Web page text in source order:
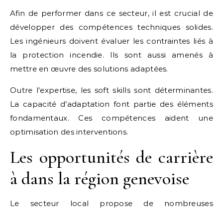
Afin de performer dans ce secteur, il est crucial de
développer des compétences techniques solides.
Les ingénieurs doivent évaluer les contraintes liés à
la protection incendie. Ils sont aussi amenés à
mettre en œuvre des solutions adaptées.
Outre l’expertise, les soft skills sont déterminantes.
La capacité d’adaptation font partie des éléments
fondamentaux. Ces compétences aident une
optimisation des interventions.
Les opportunités de carrière
à dans la région genevoise
Le secteur local propose de nombreuses